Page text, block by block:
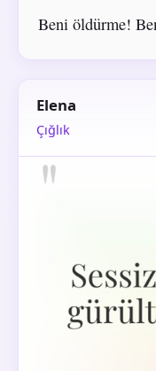
Beni öldürme!
Elena
Çığlık